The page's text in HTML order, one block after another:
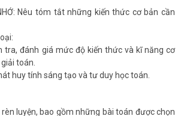
Nêu tóm tắt những kiến thức cơ bản cần
tra, đánh giá mức độ kiến thức và kĩ năng cơ
toán.
huy tính sáng tạo và tư duy học toán.
luyện, bao gồm những bài toán được chọn